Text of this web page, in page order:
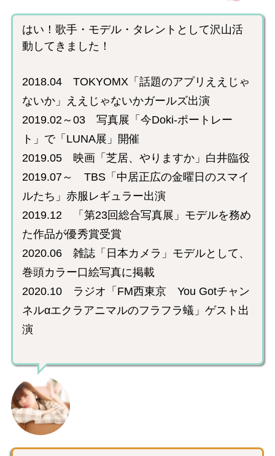
はい！歌手・モデル・タレントとして沢山活
動してきました！
2018.04 TOKYOMX「話題のアプリええじゃ
ないか」ええじゃないかガールズ出演
2019.02～03 写真展「今Doki-ポートレー
ト」で「LUNA展」開催
2019.05 映画「芝居、やりますか」白井臨役
2019.07～ TBS「中居正広の金曜日のスマイ
ルたち」赤服レギュラー出演
2019.12 「第23回総合写真展」モデルを務め
た作品が優秀賞受賞
2020.06 雑誌「日本カメラ」モデルとして、
巻頭カラー口絵写真に掲載
2020.10 ラジオ「FM西東京 You Gotチャン
ネルαエクラアニマルのフラフラ蟻」ゲスト出
演